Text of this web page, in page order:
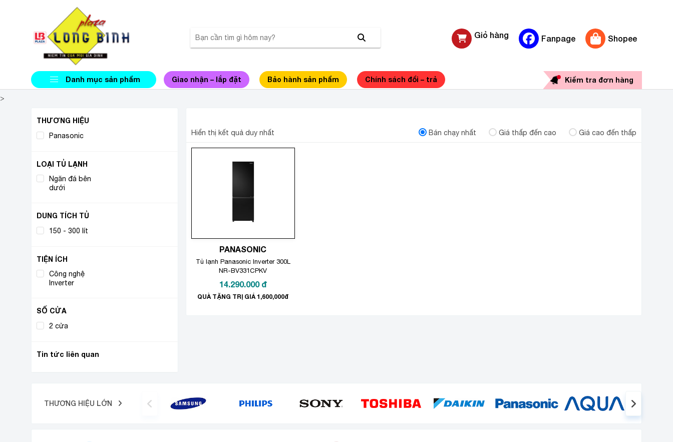
Giỏ hàng Fanpage Shopee
Danh mục sản phẩm Giao nhận – lắp đặt Bảo hành sản phẩm Chính sách đổi – trả Kiểm tra đơn hàng
>
Hiển thị kết quả duy nhất Bán chạy nhất Giá thấp đến cao Giá cao đến thấp
PANASONIC
Tủ lạnh Panasonic Inverter 300L
NR-BV331CPKV
14.290.000 đ
QUÀ TẶNG TRỊ GIÁ 1,600,000đ
THƯƠNG HIỆU
Panasonic
LOẠI TỦ LẠNH
Ngăn đá bên
dưới
DUNG TÍCH TỦ
150 - 300 lít
TIỆN ÍCH
Công nghệ
Inverter
SỐ CỬA
2 cửa
Tin tức liên quan
THƯƠNG HIỆU LỚN